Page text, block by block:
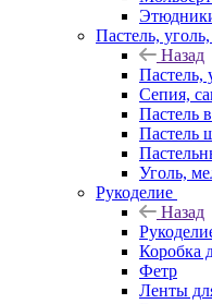
Пастель,
Назад
Пастель,
Сепия,
Пастель
Пастель
Уголь,
Рукоделие
Назад
Коробка
Фетр
Ленты